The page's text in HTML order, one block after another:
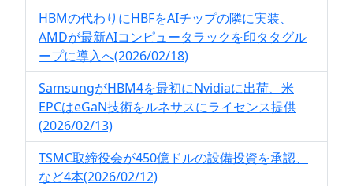
HBMの代わりにHBFをAIチップの隣に実装、
AMDが最新AIコンピュータラックを印タタグル
ープに導入へ(2026/02/18)
SamsungがHBM4を最初にNvidiaに出荷、米
EPCはeGaN技術をルネサスにライセンス提供
(2026/02/13)
TSMC取締役会が450億ドルの設備投資を承認、
など4本(2026/02/12)